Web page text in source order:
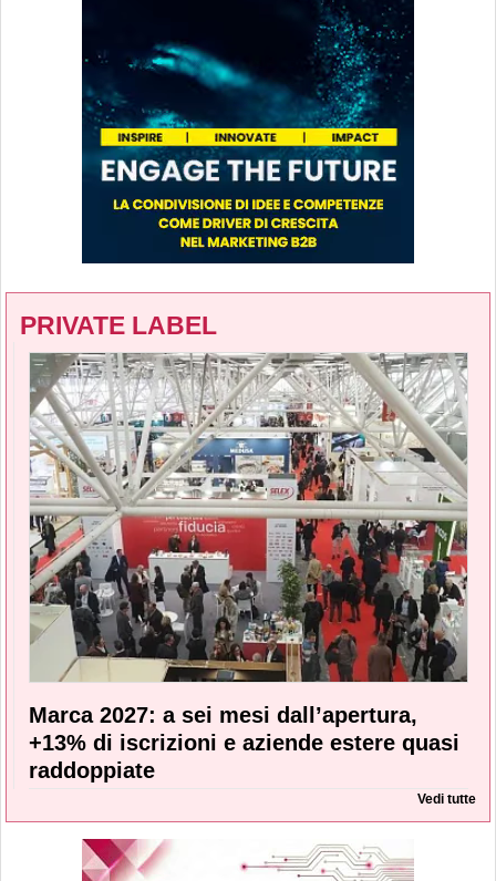
PRIVATE LABEL
Marca 2027: a sei mesi dall’apertura,
+13% di iscrizioni e aziende estere quasi
raddoppiate
Vedi tutte